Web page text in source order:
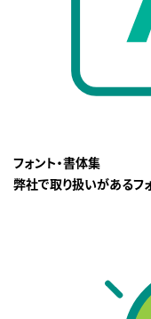
フォント・書体集
弊社で取り扱いがあるフ